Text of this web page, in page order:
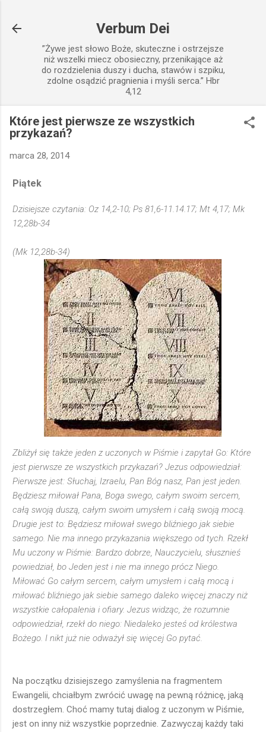
Verbum Dei
”Żywe jest słowo Boże, skuteczne i ostrzejsze
niż wszelki miecz obosieczny, przenikające aż
do rozdzielenia duszy i ducha, stawów i szpiku,
zdolne osądzić pragnienia i myśli serca.” Hbr
4,12
Które jest pierwsze ze wszystkich
przykazań?
marca 28, 2014
Piątek
Dzisiejsze czytania: Oz 14,2-10; Ps 81,6-11.14.17; Mt 4,17; Mk
12,28b-34
(Mk 12,28b-34)
Zbliżył się także jeden z uczonych w Piśmie i zapytał Go: Które
jest pierwsze ze wszystkich przykazań? Jezus odpowiedział:
Pierwsze jest: Słuchaj, Izraelu, Pan Bóg nasz, Pan jest jeden.
Będziesz miłował Pana, Boga swego, całym swoim sercem,
całą swoją duszą, całym swoim umysłem i całą swoją mocą.
Drugie jest to: Będziesz miłował swego bliźniego jak siebie
samego. Nie ma innego przykazania większego od tych. Rzekł
Mu uczony w Piśmie: Bardzo dobrze, Nauczycielu, słusznieś
powiedział, bo Jeden jest i nie ma innego prócz Niego.
Miłować Go całym sercem, całym umysłem i całą mocą i
miłować bliźniego jak siebie samego daleko więcej znaczy niż
wszystkie całopalenia i ofiary. Jezus widząc, że rozumnie
odpowiedział, rzekł do niego: Niedaleko jesteś od królestwa
Bożego. I nikt już nie odważył się więcej Go pytać.
Na początku dzisiejszego zamyślenia na fragmentem
Ewangelii, chciałbym zwrócić uwagę na pewną różnicę, jaką
dostrzegłem. Choć mamy tutaj dialog z uczonym w Piśmie,
jest on inny niż wszystkie poprzednie. Zazwyczaj każdy taki